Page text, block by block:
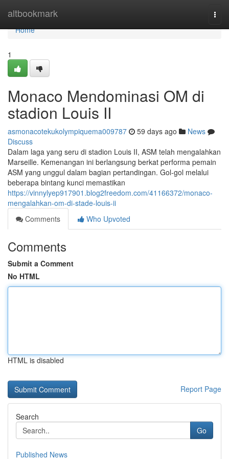
altbookmark
Home
Home
1
Monaco Mendominasi OM di
stadion Louis II
asmonacotekukolympiquema009787 59 days ago
News
Discuss
Dalam laga yang seru di stadion Louis II, ASM telah mengalahkan
Marseille. Kemenangan ini berlangsung berkat performa pemain
ASM yang unggul dalam bagian pertandingan. Gol-gol melalui
beberapa bintang kunci memastikan
https://vinnylyep917901.blog2freedom.com/41166372/monaco-
mengalahkan-om-di-stade-louis-ii
Comments
Who Upvoted
Comments
Submit a Comment
No HTML
HTML is disabled
Report Page
Search
Go
Published News